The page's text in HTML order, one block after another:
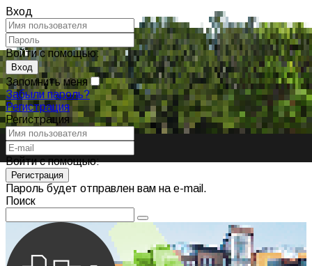
Вход
Войти с помощью:
Запомнить меня
Забыли пароль?
Регистрация
Регистрация
Войти с помощью:
Пароль будет отправлен вам на e-mail.
Поиск